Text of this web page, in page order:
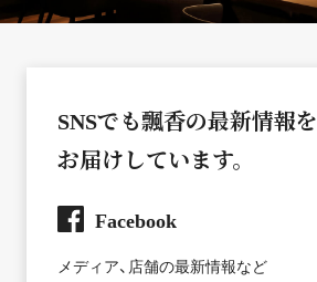
SNSでも飄香の最新情報を
お届けしています。
Facebook
メディア、店舗の最新情報など